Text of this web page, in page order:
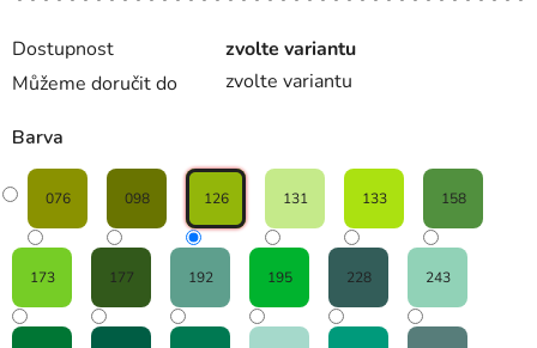
Dostupnost
zvolte variantu
Můžeme doručit do
zvolte variantu
Barva
076 098 126 131 133 158
173 177 192 195 228 243